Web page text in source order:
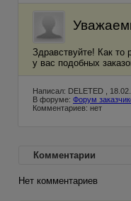
Здравствуйте! Как то
у вас подобных
Написал: DELETED ,
В форуме: Форум
Комментариев: нет
Комментарии
Нет комментариев